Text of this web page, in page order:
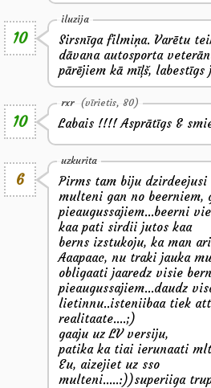
10
iluzija
Sirsnīga filmiņa. Varētu
dāvana autosporta
pārējiem kā mīļš, labestīgs
10
rxr (vīrietis, 80)
Labais !!!! Asprātīgs &
6
uzkurita
Pirms tam biju dzirdeejusi
multeni gan no beerniem,
pieaugussajiem...beerni
kaa pati sirdii jutos kaa
berns izstukoju, ka man
Aaapaac, nu traki jauka
obligaati jaaredz visie
pieaugussajiem...daudz
lietinnu..isteniibaa tiek
realitaate....;)
gaaju uz LV versiju,
patika ka tiai ierunaati
Eu, aizejiet uz sso
multeni.....:))superiiga